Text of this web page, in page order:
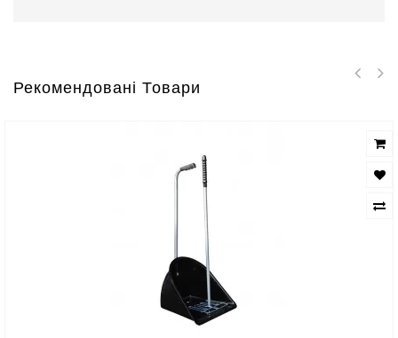
Рекомендовані Товари